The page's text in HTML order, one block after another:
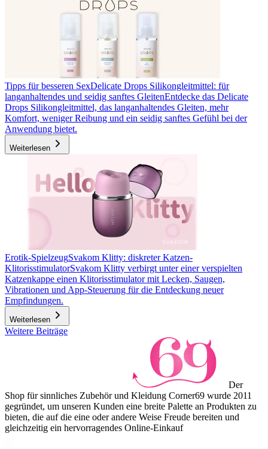
Tipps für besseren SexDelicate Drops Silikongleitmittel: für
langanhaltendes und seidig sanftes GleitenEntdecke das Delicate
Drops Silikongleitmittel, das langanhaltendes Gleiten, mehr
Komfort, weniger Reibung und ein seidig sanftes Gefühl bei der
Anwendung bietet.
Weiterlesen
Erotik-SpielzeugSvakom Klitty: diskreter Katzen-
KlitorisstimulatorSvakom Klitty verbirgt unter einer verspielten
Katzenkappe einen Klitorisstimulator mit Lecken, Saugen,
Vibrationen und App-Steuerung für die Entdeckung neuer
Empfindungen.
Weiterlesen
Weitere Beiträge
Der
Shop für sinnliches Zubehör und Kleidung Corner69 wurde 2011
gegründet, um unseren Kunden eine breite Palette an Produkten zu
bieten, die auf die eine oder andere Weise Freude bereiten und
gleichzeitig ein hervorragendes Online-Einkauf